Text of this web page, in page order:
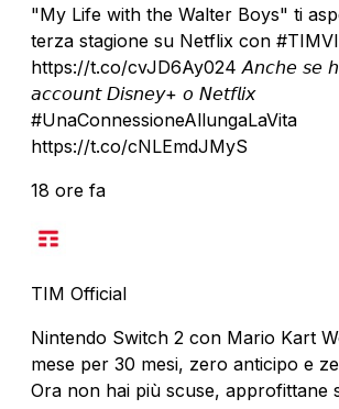
"My Life with the Walter Boys" ti
terza stagione su Netflix con
https://t.co/cvJD6Ay024 𝘈𝘯𝘤𝘩𝘦 𝘴𝘦
𝘢𝘤𝘤𝘰𝘶𝘯𝘵 𝘋𝘪𝘴𝘯𝘦𝘺+ 𝘰 𝘕𝘦𝘵𝘧𝘭𝘪𝘹
#UnaConnessioneAllungaLaVita
https://t.co/cNLEmdJMyS
18 ore fa
TIM Official
Nintendo Switch 2 con Mario Kart
mese per 30 mesi, zero anticipo e
Ora non hai più scuse, approfittane